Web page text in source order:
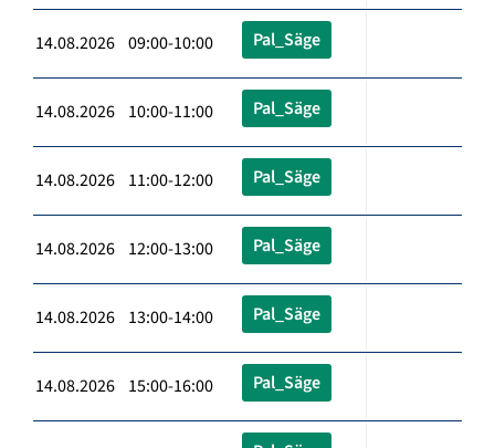
14.08.2026 09:00-10:00 Pal_Säge
14.08.2026 10:00-11:00 Pal_Säge
14.08.2026 11:00-12:00 Pal_Säge
14.08.2026 12:00-13:00 Pal_Säge
14.08.2026 13:00-14:00 Pal_Säge
14.08.2026 15:00-16:00 Pal_Säge